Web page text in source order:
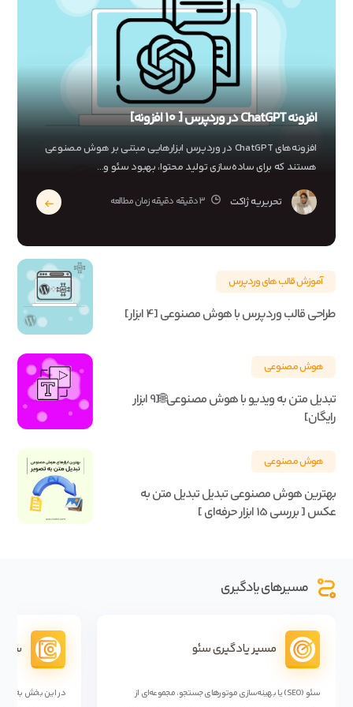
افزونه ChatGPT در وردپرس [ 10 افزونه]
افزونه‌های ChatGPT در وردپرس ابزارهایی مبتنی بر هوش مصنوعی
هستند که برای ساده‌سازی تولید محتوا، بهبود سئو و...
تحریریه ژاکت
آموزش قالب های وردپرس
طراحی قالب وردپرس با هوش مصنوعی [4 ابزار]
هوش مصنوعی
تبدیل متن به ویدیو با هوش مصنوعی🌐[9 ابزار
رایگان]
هوش مصنوعی
بهترین هوش مصنوعی تبدیل تبدیل متن به
عکس [ بررسی 15 ابزار حرفه‌ای ]
مسیرهای یادگیری
مسیر یادگیری سئو
سئو (SEO) یا بهینه‌سازی موتورهای جستجو، مجموعه‌ای از
در این بخش به